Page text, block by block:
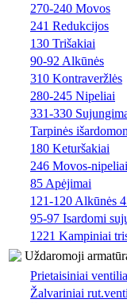
270-240 Movos
241 Redukcijos
130 Trišakiai
90-92 Alkūnės
310 Kontraveržlės
280-245 Nipeliai
331-330
Tarpinės
180 Keturšakiai
246 Movos-nipeliai
85 Apėjimai
121-120 Alkūnės
95-97 Isardomi
1221 Kampiniai
Uždaromoji
Prietaisiniai
Žalvariniai